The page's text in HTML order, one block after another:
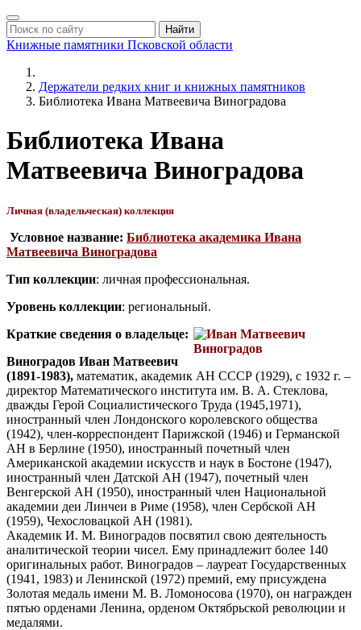
Найти
Книжные памятники Псковской области
Держатели редких книг и книжных памятников
Библиотека Ивана Матвеевича Виноградова
Библиотека Ивана
Матвеевича Виноградова
Личная (владельческая) коллекция
Условное название: Библиотека академика Ивана
Матвеевича Виноградова
Тип коллекции: личная профессиональная.
Уровень коллекции: региональный.
Краткие сведения о владельце:
Виноградов Иван Матвеевич
(1891-1983), математик, академик АН СССР (1929), с 1932 г. –
директор Математического института им. В. А. Стеклова,
дважды Герой Социалистического Труда (1945,1971),
иностранный член Лондонского королевского общества
(1942), член-корреспондент Парижской (1946) и Германской
АН в Берлине (1950), иностранный почетный член
Американской академии искусств и наук в Бостоне (1947),
иностранный член Датской АН (1947), почетный член
Венгерской АН (1950), иностранный член Национальной
академии деи Линчеи в Риме (1958), член Сербской АН
(1959), Чехословацкой АН (1981).
Академик И. М. Виноградов посвятил свою деятельность
аналитической теории чисел. Ему принадлежит более 140
оригинальных работ. Виноградов – лауреат Государственных
(1941, 1983) и Ленинской (1972) премий, ему присуждена
Золотая медаль имени М. В. Ломоносова (1970), он награжден
пятью орденами Ленина, орденом Октябрьской революции и
медалями.